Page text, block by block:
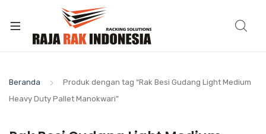
Beranda
Produk dengan tag “Rak Besi Gudang Light Medium
Heavy Duty Pallet Manokwari”